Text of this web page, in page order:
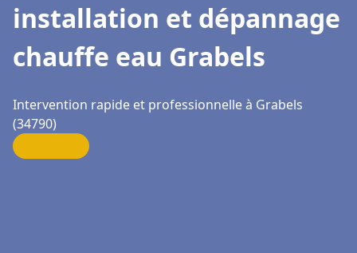
installation et dépannage
chauffe eau Grabels
Intervention rapide et professionnelle à Grabels
(34790)